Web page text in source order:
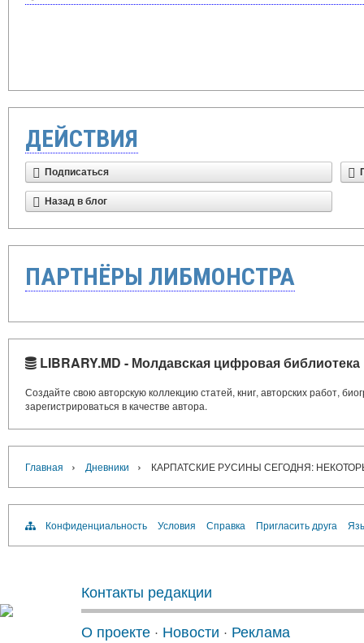
ДЕЙСТВИЯ
Подписаться
Назад в блог
ПАРТНЁРЫ ЛИБМОНСТРА
LIBRARY.MD - Молдавская цифровая библиотека
Создайте свою авторскую коллекцию статей, книг, авторских работ,
зарегистрироваться в качестве автора.
Главная › Дневники › КАРПАТСКИЕ РУСИНЫ СЕГОДНЯ:
Конфиденциальность Условия Справка Пригласить друга
Контакты редакции
О проекте · Новости · Реклама